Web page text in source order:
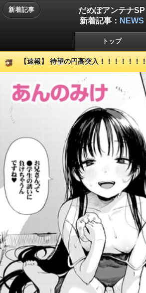
新着記事
だめぽアンテナSP
新着記事： NEWS
トップ
【速報】 待望の円高突入！！！！！！！